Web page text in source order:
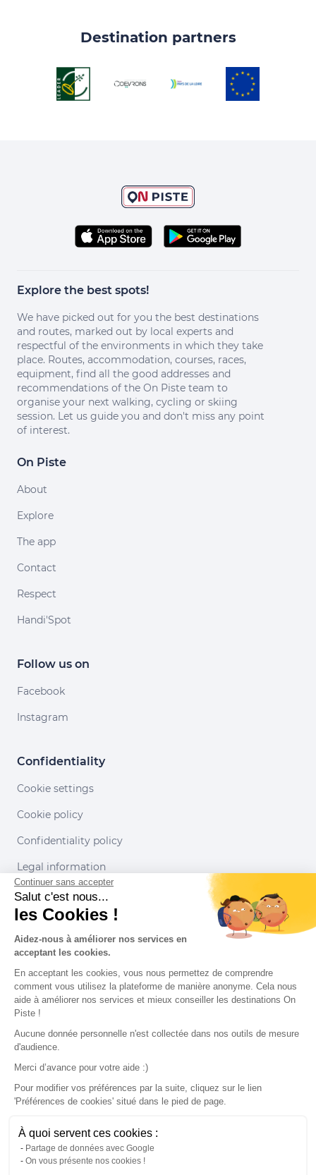
Destination partners
Explore the best spots!
We have picked out for you the best destinations
and routes, marked out by local experts and
respectful of the environments in which they take
place. Routes, accommodation, courses, races,
equipment, find all the good addresses and
recommendations of the On Piste team to
organise your next walking, cycling or skiing
session. Let us guide you and don't miss any point
of interest.
On Piste
About
Explore
The app
Contact
Respect
Handi'Spot
Follow us on
Facebook
Instagram
Confidentiality
Cookie settings
Cookie policy
Confidentiality policy
Legal information
Conditions of use
Our partners
v. 1.45.0
Continuer sans accepter
Salut c'est nous...
les Cookies !
Aidez-nous à améliorer nos services en
acceptant les cookies.
En acceptant les cookies, vous nous permettez de comprendre
comment vous utilisez la plateforme de manière anonyme. Cela nous
aide à améliorer nos services et mieux conseiller les destinations On
Piste !
Aucune donnée personnelle n'est collectée dans nos outils de mesure
d'audience.
Merci d’avance pour votre aide :)
Pour modifier vos préférences par la suite, cliquez sur le lien
'Préférences de cookies' situé dans le pied de page.
À quoi servent ces cookies :
Partage de données avec Google
On vous présente nos cookies !